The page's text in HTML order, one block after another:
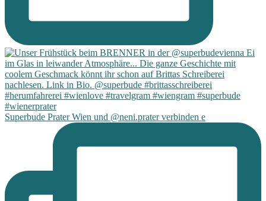
Superbude Prater Wien und @neni.prater verbinden e